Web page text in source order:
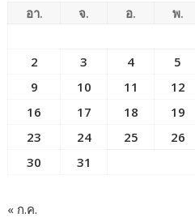
อา. จ. อ. พ.
2
3 4 5
9
10 11 12
16
17 18 19
23
24 25 26
30
31
« ก.ค.